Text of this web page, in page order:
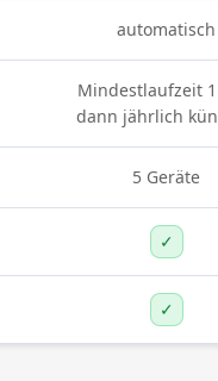
automatisch
Mindestlaufzeit 1
dann jährlich
5 Geräte
✓
✓